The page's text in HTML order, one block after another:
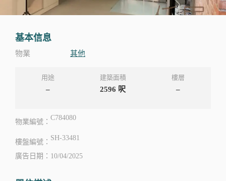
基本信息
物業 其他
用途
–
建築面積
2596 呎
樓層
–
物業編號：
C784080
樓盤編號：
SH-33481
廣告日期：10/04/2025